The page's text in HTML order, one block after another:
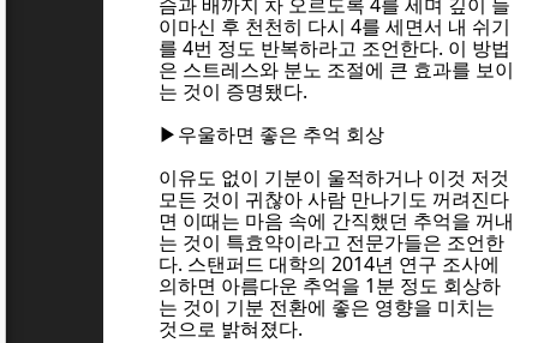
이마신 후 천천히 다시 4를 세면서 내 쉬기
를 4번 정도 반복하라고 조언한다. 이 방법
은 스트레스와 분노 조절에 큰 효과를 보이
는 것이 증명됐다.
▶우울하면 좋은 추억 회상
이유도 없이 기분이 울적하거나 이것 저것
모든 것이 귀찮아 사람 만나기도 꺼려진다
면 이때는 마음 속에 간직했던 추억을 꺼내
는 것이 특효약이라고 전문가들은 조언한
다. 스탠퍼드 대학의 2014년 연구 조사에
의하면 아름다운 추억을 1분 정도 회상하
는 것이 기분 전환에 좋은 영향을 미치는
것으로 밝혀졌다.